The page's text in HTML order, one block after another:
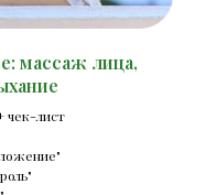
массаж лица,
чек-лист